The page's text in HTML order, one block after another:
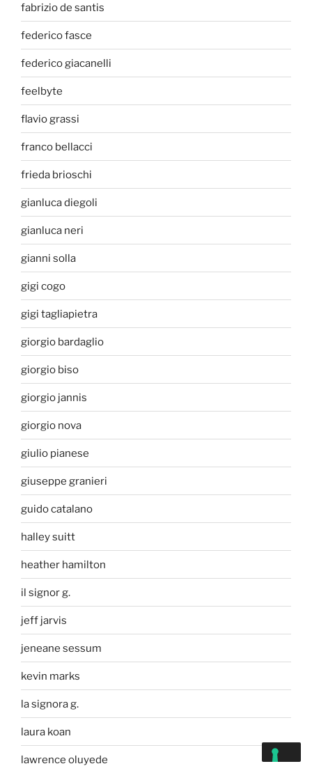
fabrizio de santis
federico fasce
federico giacanelli
feelbyte
flavio grassi
franco bellacci
frieda brioschi
gianluca diegoli
gianluca neri
gianni solla
gigi cogo
gigi tagliapietra
giorgio bardaglio
giorgio biso
giorgio jannis
giorgio nova
giulio pianese
giuseppe granieri
guido catalano
halley suitt
heather hamilton
il signor g.
jeff jarvis
jeneane sessum
kevin marks
la signora g.
laura koan
lawrence oluyede